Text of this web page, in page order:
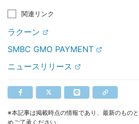
関連リンク
ラクーン
SMBC GMO PAYMENT
ニュースリリース
※本記事は掲載時点の情報であり、最新のもの
めご了承ください。